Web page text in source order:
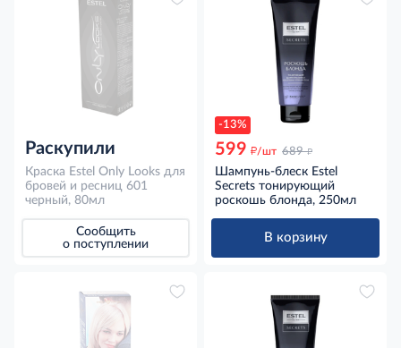
Раскупили
Краска Estel Only Looks для
бровей и ресниц 601
черный, 80мл
Сообщить
о поступлении
-13%
599 д/шт 689 д
Шампунь-блеск Estel
Secrets тонирующий
роскошь блонда, 250мл
В корзину